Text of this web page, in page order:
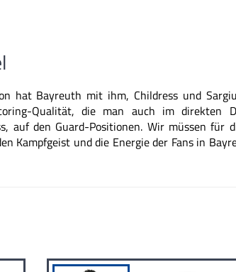
hat Bayreuth mit ihm, Childress und
Qualität, die man auch im direkten
auf den Guard-Positionen. Wir müssen für
Kampfgeist und die Energie der Fans in